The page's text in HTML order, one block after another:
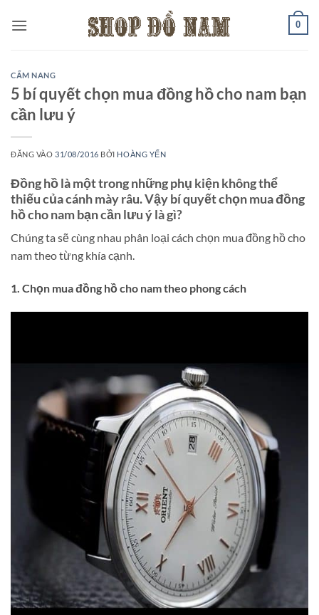
qua
0
CẨM NANG
5 bí quyết chọn mua đồng hồ cho nam bạn
cần lưu ý
ĐĂNG VÀO 31/08/2016 BỞI HOÀNG YẾN
Đồng hồ là một trong những phụ kiện không thể
thiếu của cánh mày râu. Vậy bí quyết chọn mua đồng
hồ cho nam bạn cần lưu ý là gì?
Chúng ta sẽ cùng nhau phân loại cách chọn mua đồng hồ cho
nam theo từng khía cạnh.
1. Chọn mua đồng hồ cho nam theo phong cách